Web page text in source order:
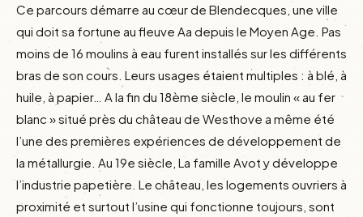
Ce parcours démarre au cœur de Blendecques, une ville
qui doit sa fortune au fleuve Aa depuis le Moyen Age. Pas
moins de 16 moulins à eau furent installés sur les différents
bras de son cours. Leurs usages étaient multiples : à blé, à
huile, à papier… A la fin du 18ème siècle, le moulin « au fer
blanc » situé près du château de Westhove a même été
l’une des premières expériences de développement de
la métallurgie. Au 19e siècle, La famille Avot y développe
l’industrie papetière. Le château, les logements ouvriers à
proximité et surtout l’usine qui fonctionne toujours, sont